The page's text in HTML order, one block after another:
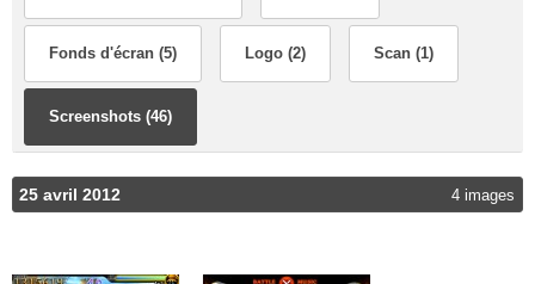
Fonds d'écran (5) Logo (2) Scan (1)
Screenshots (46)
25 avril 2012 4 images